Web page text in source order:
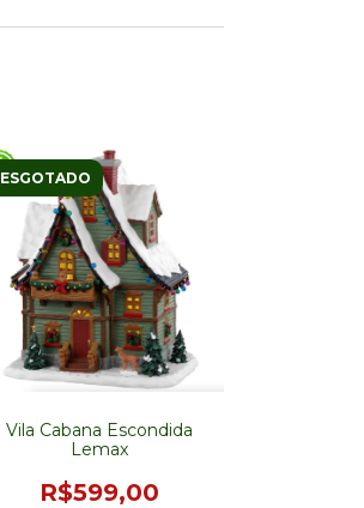
ESGOTADO
Vila Cabana Escondida
Lemax
R$599,00